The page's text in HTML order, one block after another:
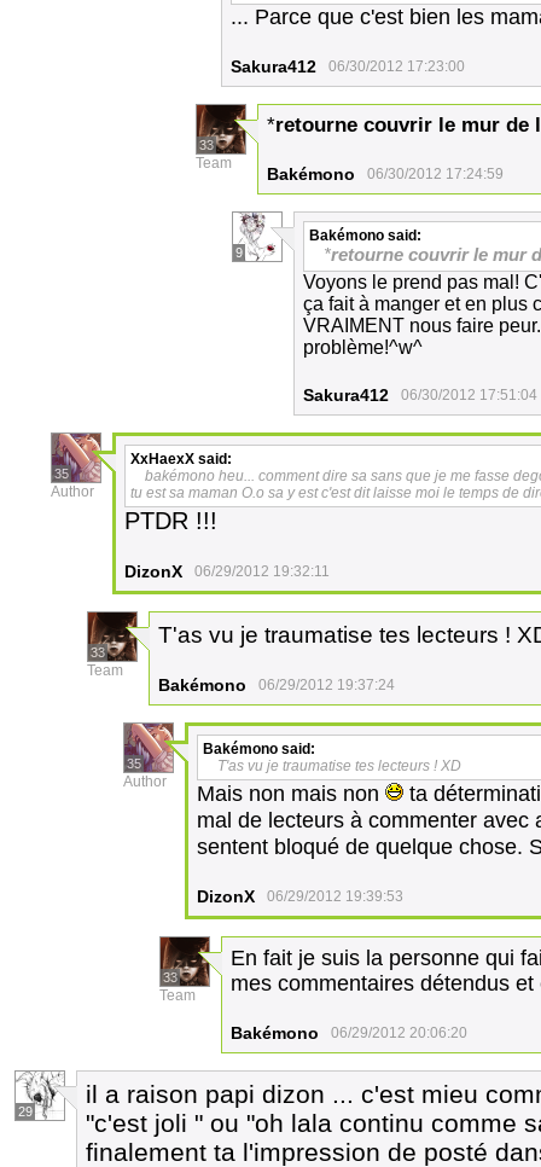
... Parce que c'est bien les
Sakura412 06/30/2012 17:23:00
33
Team
*retourne couvrir le mur de
Bakémono 06/30/2012 17:24:59
9
Bakémono said:
*retourne couvrir le mur
Voyons le prend pas mal!
ça fait à manger et en plus
VRAIMENT nous faire
problème!^w^
Sakura412 06/30/2012 17:51:04
35
Author
XxHaexX said:
bakémono heu... comment dire sa sans que je me fasse
tu est sa maman O.o sa y est c'est dit laisse moi le temps de
PTDR !!!
DizonX 06/29/2012 19:32:11
33
Team
T'as vu je traumatise tes lecteurs !
Bakémono 06/29/2012 19:37:24
35
Author
Bakémono said:
T'as vu je traumatise tes lecteurs ! XD
Mais non mais non
ta
mal de lecteurs à commenter avec
sentent bloqué de quelque chose.
DizonX 06/29/2012 19:39:53
33
Team
En fait je suis la personne qui
mes commentaires détendus
Bakémono 06/29/2012 20:06:20
29
il a raison papi dizon ... c'est mieu
"c'est joli " ou "oh lala continu comme
finalement ta l'impression de posté